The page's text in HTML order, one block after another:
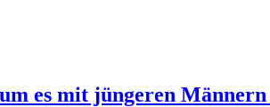
es mit jüngeren Männern